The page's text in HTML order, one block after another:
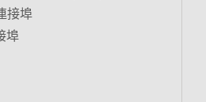
接埠
埠